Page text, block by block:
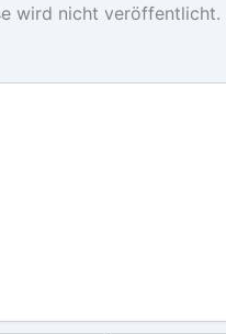
wird nicht veröffentlicht.